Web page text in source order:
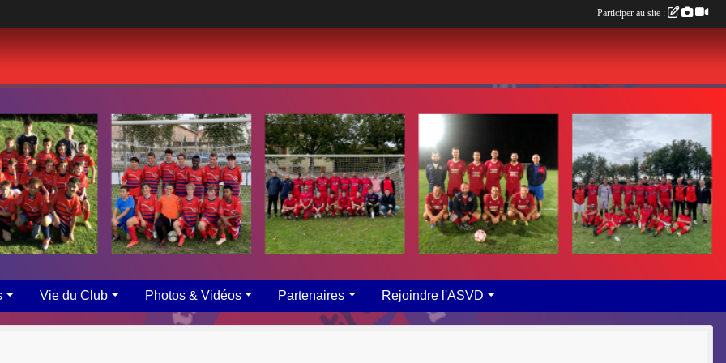
Vie du Club Photos & Vidéos Partenaires Rejoindre l'ASVD
Participer au site :